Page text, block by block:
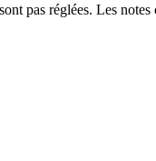
pas réglées. Les